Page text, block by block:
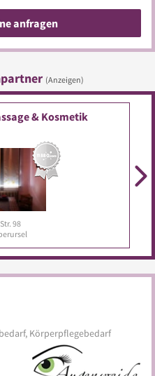
anfragen
(Anzeigen)
& Kosmetik
98
Körperpflegebedarf